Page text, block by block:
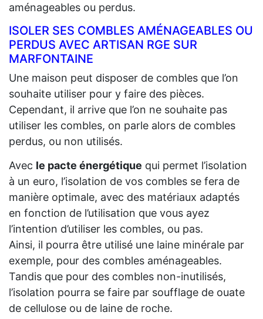
aménageables ou perdus.
ISOLER SES COMBLES AMÉNAGEABLES OU
PERDUS AVEC ARTISAN RGE SUR
MARFONTAINE
Une maison peut disposer de combles que l’on
souhaite utiliser pour y faire des pièces.
Cependant, il arrive que l’on ne souhaite pas
utiliser les combles, on parle alors de combles
perdus, ou non utilisés.
Avec le pacte énergétique qui permet l’isolation
à un euro, l’isolation de vos combles se fera de
manière optimale, avec des matériaux adaptés
en fonction de l’utilisation que vous ayez
l’intention d’utiliser les combles, ou pas.
Ainsi, il pourra être utilisé une laine minérale par
exemple, pour des combles aménageables.
Tandis que pour des combles non-inutilisés,
l’isolation pourra se faire par soufflage de ouate
de cellulose ou de laine de roche.